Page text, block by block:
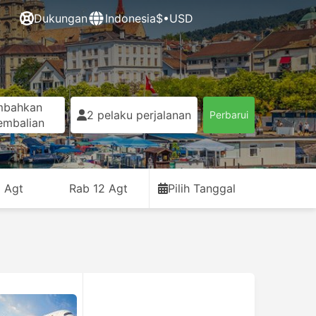
Dukungan Indonesia$•USD
2 pelaku perjalanan Perbarui
Agt Rab 12 Agt Pilih Tanggal